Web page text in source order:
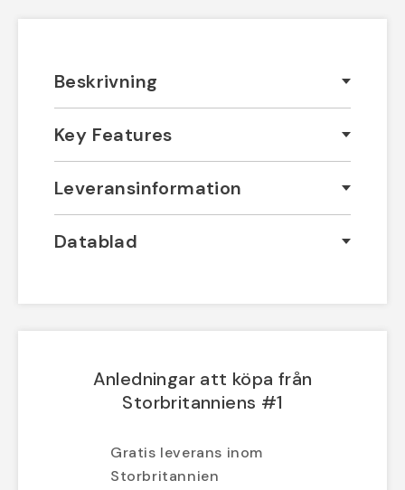
Beskrivning
Key Features
Leveransinformation
Datablad
Anledningar att köpa från
Storbritanniens #1
Gratis leverans inom
Storbritannien